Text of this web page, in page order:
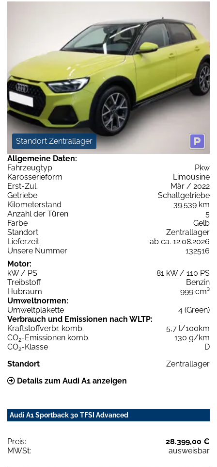
Standort Zentrallager
Allgemeine Daten:
Fahrzeugtyp
Pkw
Karosserieform
Limousine
Erst-Zul.
Mär / 2022
Getriebe
Schaltgetriebe
Kilometerstand
39.539 km
Anzahl der Türen
5
Farbe
Gelb
Standort
Zentrallager
Lieferzeit
ab ca. 12.08.2026
Unsere Nummer
132516
Motor:
kW / PS
81 kW / 110 PS
Treibstoff
Benzin
Hubraum
999 cm³
Umweltnormen:
Umweltplakette
4 (Green)
Verbrauch und Emissionen nach WLTP:
Kraftstoffverbr. komb.
5,7 l/100km
CO2-Emissionen komb.
130 g/km
CO2-Klasse
D
Standort
Zentrallager
Details zum Audi A1 anzeigen
Audi A1 Sportback 30 TFSI Advanced
Preis:
28.399,00 €
MWSt:
ausweisbar